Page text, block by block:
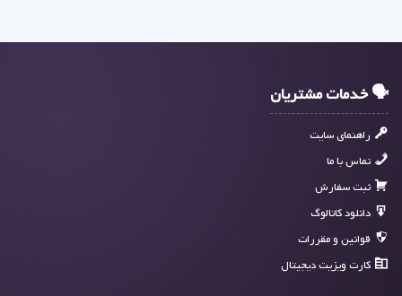
🗣 خدمات مشتریان
راهنمای سایت
تماس با ما
ثبت سفارش
دانلود کاتالوگ
قوانین و مقررات
کارت ویزیت دیجیتال